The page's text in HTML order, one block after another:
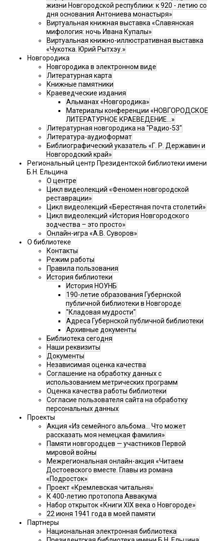
жизни Новгородской республики: к 920 - летию со
дня основания Антониева монастыря»
Виртуальная книжная выставка «Славянская
мифология: ночь Ивана Купалы»
Виртуальная книжно-иллюстративная выставка
«Чукотка. Юрий Рытхэу.»
Новгородика
Новгородика в электронном виде
Литературная карта
Книжные памятники
Краеведческие издания
Альманах «Новгородика»
Материалы конференции «НОВГОРОДСКОЕ
ЛИТЕРАТУРНОЕ КРАЕВЕДЕНИЕ...»
Литературная новгородика на "Радио-53"
Литература-аудиоформат
Библиографический указатель «Г. Р. Державин и
Новгородский край»
Региональный центр Президентской библиотеки имени
Б.Н. Ельцина
О центре
Цикл видеолекций «Феномен новгородской
реставрации»
Цикл видеолекций «Берестяная почта столетий»
Цикл видеолекций «История Новгородского
зодчества – это просто»
Онлайн-игра «А.В. Суворов»
О библиотеке
Контакты
Режим работы
Правила пользования
История библиотеки
История НОУНБ
190-летие образования Губернской
публичной библиотеки в Новгороде
"Кладовая мудрости"
Адреса Губернской публичной библиотеки
Архивные документы
Библиотека сегодня
Наши реквизиты
Документы
Независимая оценка качества
Соглашение на обработку данных с
использованием метрических программ
Оценка качества работы библиотеки
Согласие пользователя сайта на обработку
персональных данных
Проекты
Акция «Из семейного альбома... Что может
рассказать моя немецкая фамилия»
Памяти новгородцев — участников Первой
мировой войны
Межрегиональная онлайн-акция «Читаем
Достоевского вместе. Главы из романа
«Подросток»
Проект «Кремлевская читальня»
К 400-летию протопопа Аввакума
Набор открыток «Книги XIX века о Новгороде»
22 июня 1941 года в моей памяти
Партнеры
Национальная электронная библиотека